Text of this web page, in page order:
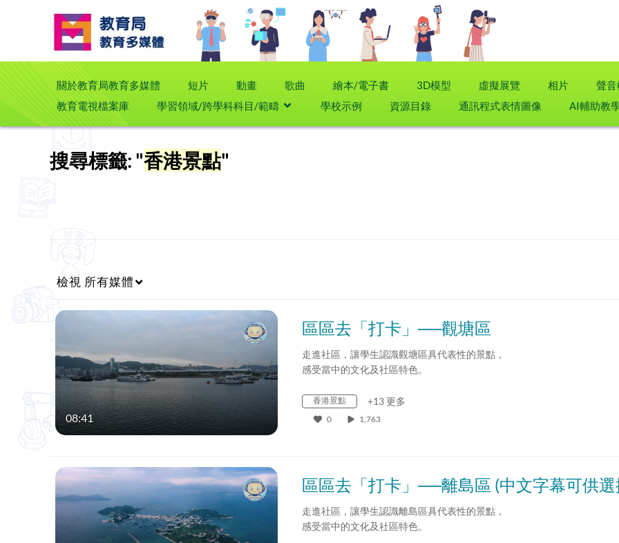
關於教育局教育多媒體 短片 動畫 歌曲 繪本/電子書 3D模型 虛擬展覽 相片
聲
教育電視檔案庫
學習領域/跨學科科目/範疇 學校示例 資源目錄 通訊程式表情圖像 AI輔助教
搜尋標籤: "香港景點"
檢視 所有媒體
08:41
區區去「打卡」──觀塘區
走進社區，讓學生認識觀塘區具代表性的景點，
感受當中的文化及社區特色。
香港景點 +13 更多
0 1,763
區區去「打卡」──離島區 (中文字幕可供選
走進社區，讓學生認識離島區具代表性的景點，
感受當中的文化及社區特色。